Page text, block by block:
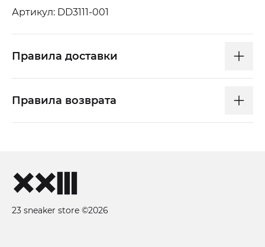
Артикул: DD3111-001
Правила доставки
Правила возврата
23 sneaker store ©2026